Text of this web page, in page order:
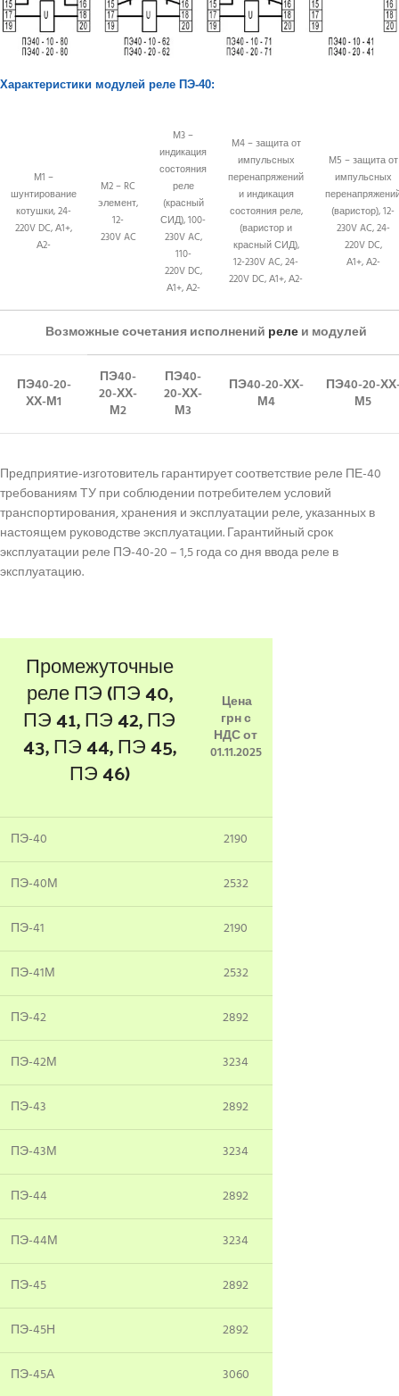
Характеристики модулей реле ПЭ-40:
М1 –
шунтирование
котушки, 24-
220V DC, А1+,
А2-
М2 – RC
элемент,
12-
230V AC
М3 –
индикация
состояния
реле
(красный
СИД), 100-
230V AC,
110-
220V DC,
А1+, А2-
М4 – защита от
импульсных
перенапряжений
и индикация
состояния реле,
(варистор и
красный СИД),
12-230V AC, 24-
220V DC, А1+, А2-
М5 – защита от
импульсных
(варистор), 12-
230V AC, 24-
220V DC,
А1+, А2-
Возможные сочетания исполнений релеи модулей
ПЭ40-20-
ХХ-М1
ПЭ40-
20-ХХ-
М2
ПЭ40-
20-ХХ-
М3
ПЭ40-20-ХХ-
М4
ПЭ40-20-
М5
Предприятие-изготовитель гарантирует соответствие реле ПЕ-40
требованиям ТУ при соблюдении потребителем условий
транспортирования, хранения и эксплуатации реле, указанных в
настоящем руководстве эксплуатации. Гарантийный срок
эксплуатации реле ПЭ-40-20 – 1,5 года со дня ввода реле в
эксплуатацию.
Промежуточные
реле ПЭ (ПЭ 40,
ПЭ 41, ПЭ 42, ПЭ
43, ПЭ 44, ПЭ 45,
ПЭ 46)
Цена
грн с
НДС от
01.11.2025
ПЭ-40 2190
ПЭ-40М 2532
ПЭ-41 2190
ПЭ-41М 2532
ПЭ-42 2892
ПЭ-42М 3234
ПЭ-43 2892
ПЭ-43М 3234
ПЭ-44 2892
ПЭ-44М 3234
ПЭ-45 2892
ПЭ-45Н 2892
ПЭ-45А 3060